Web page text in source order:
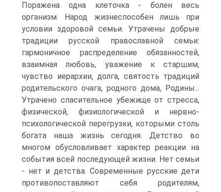
Поражена одна клеточка - болен весь
организм. Народ жизнеспособен лишь при
условии здоровой семьи. Утрачены добрые
традиции русской православной семьи:
гармоничное распределение обязанностей,
взаимная любовь, уважение к старшим,
чувство иерархии, долга, святость традиций
родительского очага, родного дома, Родины...
Утрачено спасительное убежище от стресса,
физической, физиологической и нервно-
психологической перегрузки, которыми столь
богата наша жизнь сегодня. Детство во
многом обусловливает характер реакции на
события всей последующей жизни. Нет семьи
- нет и детства. Современные русские дети
противопоставляют себя родителям,